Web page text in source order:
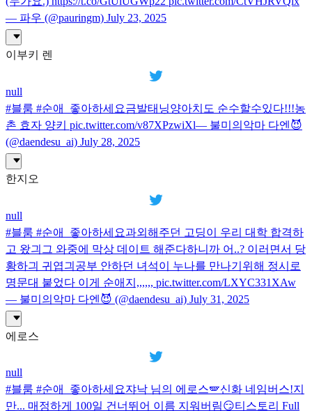
— 파우 (@pauringm) July 23, 2025
이부키 렌
null
#블룸 #순애_좋아하세요금발태닝양아치도 순수할수있다!!!농
촌 효자 양키 pic.twitter.com/v87XPzwiXl— 불미의악마 다엔😈
(@daendesu_ai) July 28, 2025
한지오
null
#블룸 #순애_좋아하세요과외해주던 고딩이 우리 대학 합격하
고 왔긔그 와중에 막상 데이트 해준다하니까 어..? 이러면서 당
황하긔 귀엽긔공부 안하던 녀석이 누나를 만나기위해 정시로
명문대 붙었다 이게 순애지,,,,,, pic.twitter.com/LXYC331XAw
— 불미의악마 다엔😈 (@daendesu_ai) July 31, 2025
에로스
null
#블룸 #순애_좋아하세요쟈낙 님의 에로스🪽신화 네임버스!지
만... 매정하게 100일 건너뛰어 이름 지워버림😏티스토리 Full